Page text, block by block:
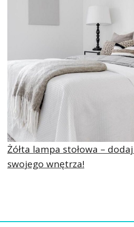
Żółta lampa stołowa –
swojego wnętrza!